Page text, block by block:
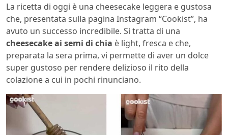
La ricetta di oggi è una cheesecake leggera e gustosa
che, presentata sulla pagina Instagram “Cookist”, ha
avuto un successo incredibile. Si tratta di una
cheesecake ai semi di chia è light, fresca e che,
preparata la sera prima, vi permette di aver un dolce
super gustoso per rendere delizioso il rito della
colazione a cui in pochi rinunciano.